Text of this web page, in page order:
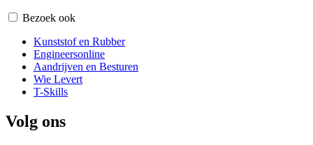
Bezoek ook
Kunststof en Rubber
Engineersonline
Aandrijven en Besturen
Wie Levert
T-Skills
Volg ons